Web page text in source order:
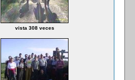
vista 308 veces